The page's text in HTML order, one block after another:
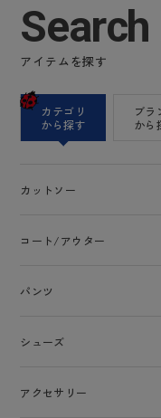
アイテムを探す
カテゴリ
から探す
ブラ
から
カットソー
コート/アウター
パンツ
シューズ
アクセサリー